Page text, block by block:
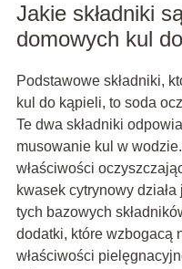
Jakie składniki
domowych kul
Podstawowe składniki,
kul do kąpieli, to soda
Te dwa składniki
musowanie kul w
właściwości
kwasek cytrynowy
tych bazowych
dodatki, które wzbogacą
właściwości